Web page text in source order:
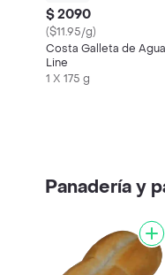
$ 2090
($11.95/g)
Costa Galleta de Agua
Line
1 X 175 g
Panadería y